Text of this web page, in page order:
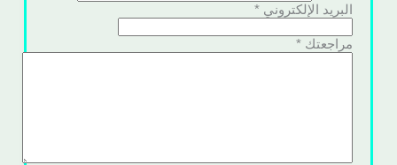
البريد الإلكتروني *
مراجعتك *